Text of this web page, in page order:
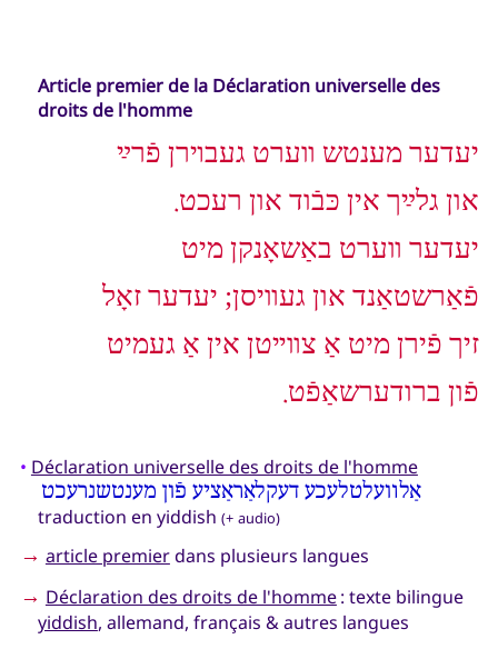
Article premier de la Déclaration universelle des
droits de l'homme
יעדער מענטש װערט געבױרן פֿרײַ
און גלײַך אין כּבֿוד און רעכט.
יעדער װערט באַשאָנקן מיט
פֿאַרשטאַנד און געװיסן; יעדער זאָל
זיך פֿירן מיט אַ צװײטן אין אַ געמיט
פֿון ברודערשאַפֿט.
• Déclaration universelle des droits de l'homme
אַלװעלטלעכע דעקלאַראַציע פֿון מענטשנרעכט
traduction en yiddish (+ audio)
→ article premierdans plusieurs langues
→ Déclaration des droits de l'homme: texte bilingue
yiddish, allemand, français & autres langues